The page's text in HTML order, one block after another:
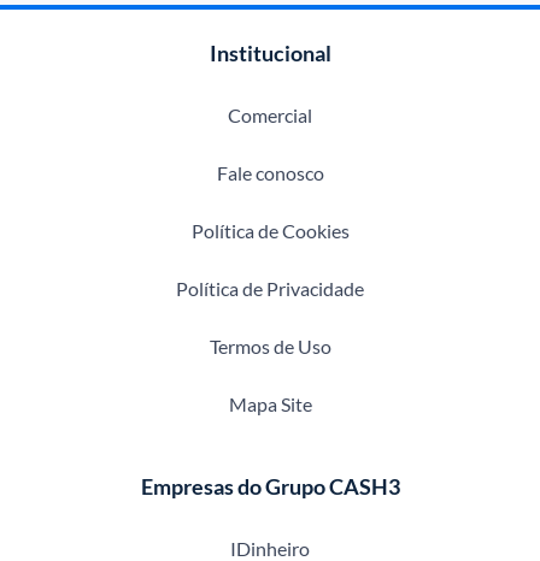
Institucional
Comercial
Fale conosco
Política de Cookies
Política de Privacidade
Termos de Uso
Mapa Site
Empresas do Grupo CASH3
IDinheiro